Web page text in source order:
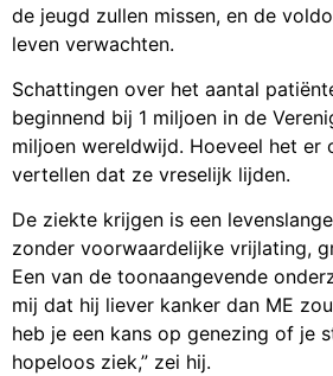
de jeugd zullen missen, en de
leven verwachten.
Schattingen over het aantal
beginnend bij 1 miljoen in de
miljoen wereldwijd. Hoeveel het er
vertellen dat ze vreselijk lijden.
De ziekte krijgen is een
zonder voorwaardelijke vrijlating,
Een van de toonaangevende
mij dat hij liever kanker dan ME
heb je een kans op genezing of je
hopeloos ziek,” zei hij.